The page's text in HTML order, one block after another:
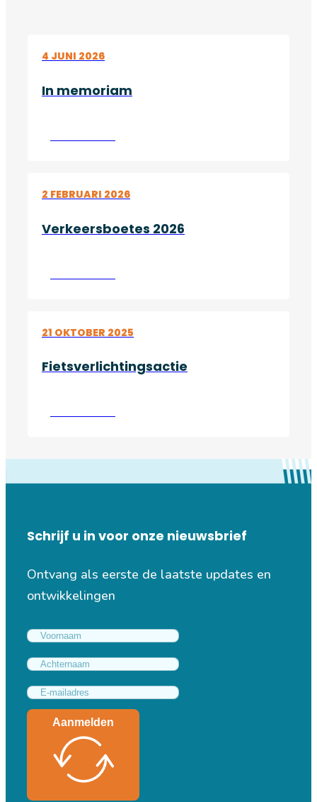
4 JUNI 2026
In memoriam
2 FEBRUARI 2026
Verkeersboetes 2026
21 OKTOBER 2025
Fietsverlichtingsactie
Lees verder
Schrijf u in voor onze nieuwsbrief
Ontvang als eerste de laatste updates en
ontwikkelingen
Aanmelden